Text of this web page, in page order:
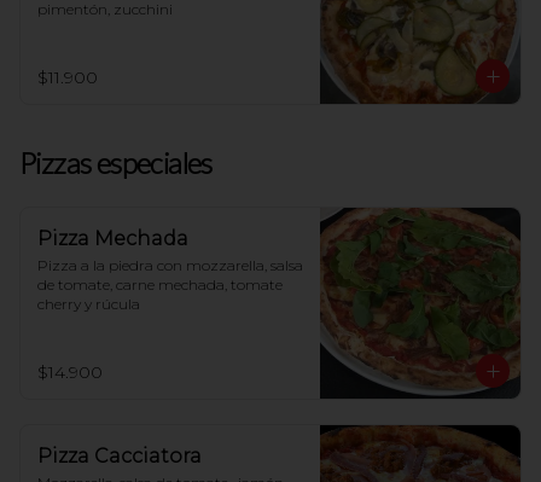
pimentón, zucchini
$11.900
Pizzas especiales
Pizza Mechada
Pizza a la piedra con mozzarella, salsa
de tomate, carne mechada, tomate
cherry y rúcula
$14.900
Pizza Cacciatora